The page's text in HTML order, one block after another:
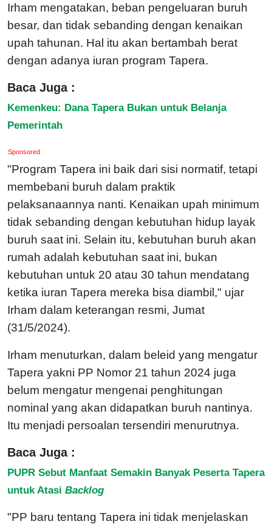
Irham mengatakan, beban pengeluaran buruh
besar, dan tidak sebanding dengan kenaikan
upah tahunan. Hal itu akan bertambah berat
dengan adanya iuran program Tapera.
Baca Juga :
Kemenkeu: Dana Tapera Bukan untuk Belanja
Pemerintah
Sponsored
"Program Tapera ini baik dari sisi normatif, tetapi
membebani buruh dalam praktik
pelaksanaannya nanti. Kenaikan upah minimum
tidak sebanding dengan kebutuhan hidup layak
buruh saat ini. Selain itu, kebutuhan buruh akan
rumah adalah kebutuhan saat ini, bukan
kebutuhan untuk 20 atau 30 tahun mendatang
ketika iuran Tapera mereka bisa diambil," ujar
Irham dalam keterangan resmi, Jumat
(31/5/2024).
Irham menuturkan, dalam beleid yang mengatur
Tapera yakni PP Nomor 21 tahun 2024 juga
belum mengatur mengenai penghitungan
nominal yang akan didapatkan buruh nantinya.
Itu menjadi persoalan tersendiri menurutnya.
Baca Juga :
PUPR Sebut Manfaat Semakin Banyak Peserta Tapera
untuk Atasi Backlog
"PP baru tentang Tapera ini tidak menjelaskan